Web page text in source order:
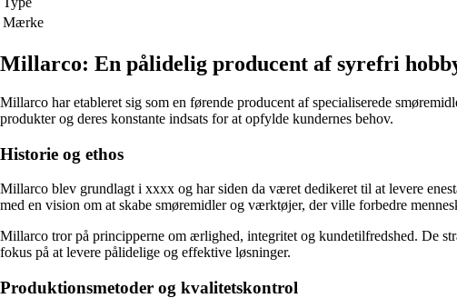
Mærke
Millarco: En pålidelig producent af syrefri
Millarco har etableret sig som en førende producent af specialiserede
produkter og deres konstante indsats for at opfylde kundernes behov.
Historie og ethos
Millarco blev grundlagt i xxxx og har siden da været dedikeret til at levere
med en vision om at skabe smøremidler og værktøjer, der ville forbedre
Millarco tror på principperne om ærlighed, integritet og kundetilfredshed. De
fokus på at levere pålidelige og effektive løsninger.
Produktionsmetoder og kvalitetskontrol